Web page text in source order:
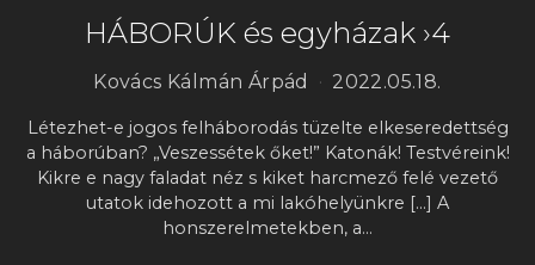
HÁBORÚK és egyházak ›4
Kovács Kálmán Árpád 2022.05.18.
Létezhet-e jogos felháborodás tüzelte elkeseredettség
a háborúban? „Veszessétek őket!” Katonák! Testvéreink!
Kikre e nagy faladat néz s kiket harcmező felé vezető
utatok idehozott a mi lakóhelyünkre […] A
honszerelmetekben, a…